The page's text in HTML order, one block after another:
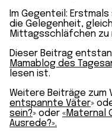
Im Gegenteil:
die Gelegenheit,
Mittagsschläfchen zu
Dieser Beitrag
Mamablog des
lesen ist.
Weitere Beiträge zum
entspannte Väter»
sein?» oder «Maternal
Ausrede?».